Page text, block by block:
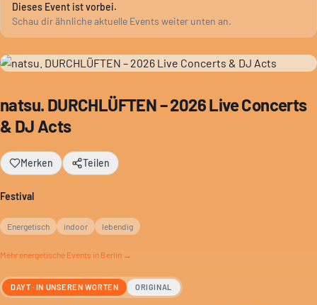
Dieses Event ist vorbei.
Schau dir ähnliche aktuelle Events weiter unten an.
natsu. DURCHLÜFTEN – 2026 Live Concerts
& DJ Acts
Merken Teilen
Festival
Energetisch indoor lebendig
Mehr energetische Events in Berlin →
DAYT · IN UNSEREN WORTEN ORIGINAL